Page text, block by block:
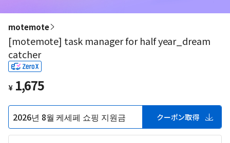
motemote
[motemote] task manager for half year_dream
catcher
¥ 1,675
2026년 8월 케세페 쇼핑 지원금 クーポン取得